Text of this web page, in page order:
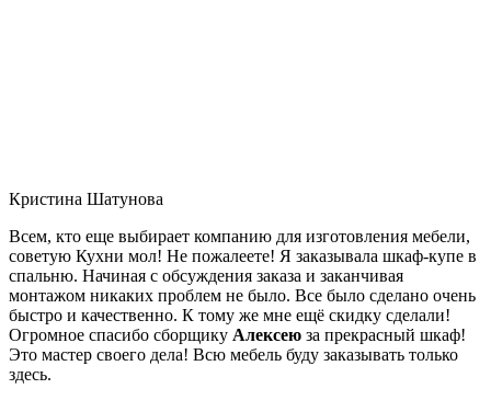
Кристина Шатунова
Всем, кто еще выбирает компанию для изготовления мебели,
советую Кухни мол! Не пожалеете! Я заказывала шкаф-купе в
спальню. Начиная с обсуждения заказа и заканчивая
монтажом никаких проблем не было. Все было сделано очень
быстро и качественно. К тому же мне ещё скидку сделали!
Огромное спасибо сборщику Алексею за прекрасный шкаф!
Это мастер своего дела! Всю мебель буду заказывать только
здесь.